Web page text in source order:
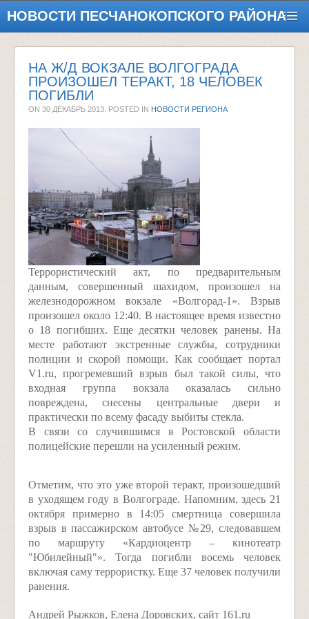
НОВОСТИ ПЕСЧАНОКОПСКОГО РАЙОНА
НА Ж/Д ВОКЗАЛЕ ВОЛГОГРАДА
ПРОИЗОШЕЛ ТЕРАКТ, 18 ЧЕЛОВЕК
ПОГИБЛИ
ON 30 ДЕКАБРЬ 2013 . POSTED IN НОВОСТИ РЕГИОНА
Террористический акт, по предварительным
данным, совершенный шахидом, произошел на
железнодорожном вокзале «Волгорад-1». Взрыв
произошел около 12:40. В настоящее время известно
о 18 погибших. Еще десятки человек ранены. На
месте работают экстренные службы, сотрудники
полиции и скорой помощи. Как сообщает портал
V1.ru, прогремевший взрыв был такой силы, что
входная группа вокзала оказалась сильно
повреждена, снесены центральные двери и
практически по всему фасаду выбиты стекла.
В связи со случившимся в Ростовской области
полицейские перешли на усиленный режим.
Отметим, что это уже второй теракт, произошедший
в уходящем году в Волгограде. Напомним, здесь 21
октября примерно в 14:05 смертница совершила
взрыв в пассажирском автобусе №29, следовавшем
по маршруту «Кардиоцентр – кинотеатр
"Юбилейный"». Тогда погибли восемь человек
включая саму террористку. Еще 37 человек получили
ранения.
Андрей Рыжков, Елена Доровских, сайт 161.ru